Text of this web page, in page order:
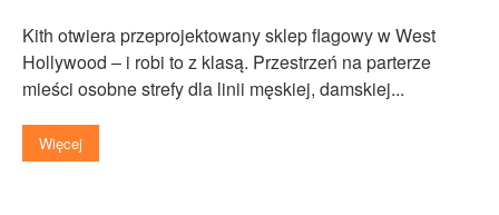
Kith otwiera przeprojektowany sklep flagowy w West
Hollywood – i robi to z klasą. Przestrzeń na parterze
mieści osobne strefy dla linii męskiej, damskiej...
Więcej